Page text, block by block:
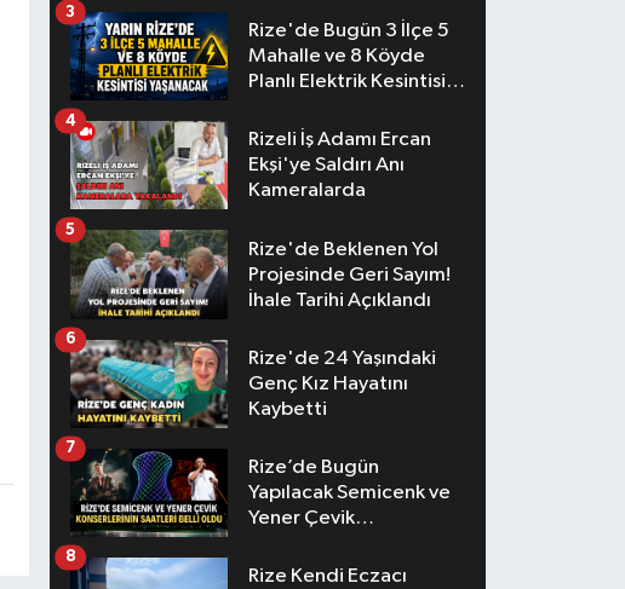
Rize'de Bugün 3 İlçe 5
Mahalle ve 8 Köyde
Planlı Elektrik Kesintisi
3
Rizeli İş Adamı Ercan
Ekşi'ye Saldırı Anı
Kameralarda
4
Rize'de Beklenen Yol
Projesinde Geri Sayım!
İhale Tarihi Açıklandı
5
Rize'de 24 Yaşındaki
Genç Kız Hayatını
Kaybetti
6
Rize’de Bugün
Yapılacak Semicenk ve
Yener Çevik
Belli Oldu
7
Rize Kendi Eczacı
8